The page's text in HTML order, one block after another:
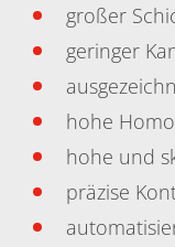
großer
geringer
hohe
hohe und
präzise